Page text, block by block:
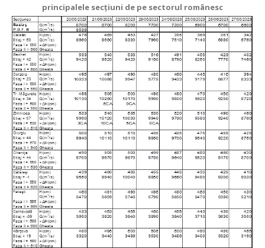
principalele secţiuni de pe sectorul românesc